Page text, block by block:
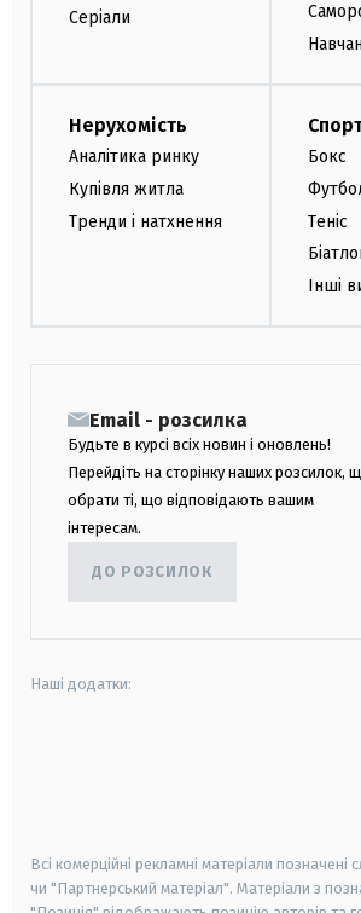
Серіали
Нерухомість
Аналітика ринку
Купівля житла
Тренди і натхнення
Бокс
Теніс
Інші
Email - розсилка
Будьте в курсі всіх новин і оновлень!
Перейдіть на сторінку наших розсилок,
обрати ті, що відповідають вашим
інтересам.
ДО РОЗСИЛОК
Наші додатки:
Всі комерційні рекламні матеріали
чи "Партнерський матеріал". Матеріали з